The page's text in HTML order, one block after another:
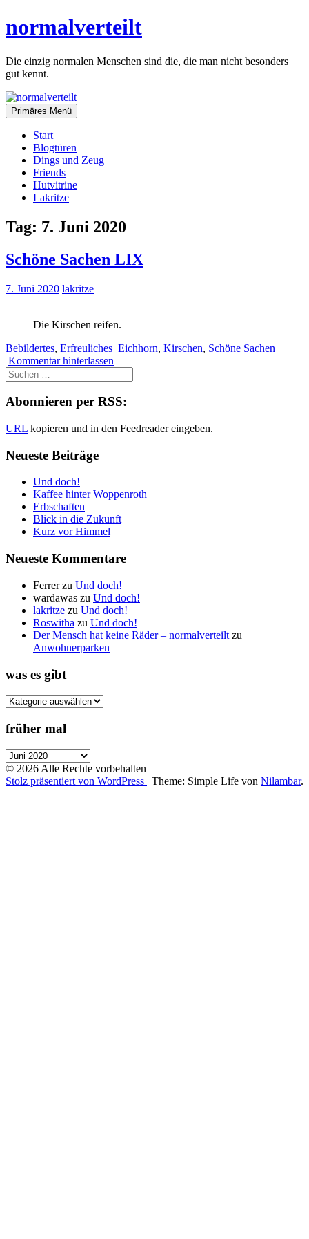
Inhalt
normalverteilt
Die einzig normalen Menschen sind die, die man nicht besonders
gut kennt.
Primäres Menü
Start
Blogtüren
Dings und Zeug
Friends
Hutvitrine
Lakritze
Tag: 7. Juni 2020
Schöne Sachen LIX
7. Juni 2020 lakritze
Die Kirschen reifen.
Bebildertes, Erfreuliches Eichhorn, Kirschen, Schöne Sachen
Kommentar hinterlassen
Abonnieren per RSS:
URL kopieren und in den Feedreader eingeben.
Neueste Beiträge
Und doch!
Kaffee hinter Woppenroth
Erbschaften
Blick in die Zukunft
Kurz vor Himmel
Neueste Kommentare
Ferrerzu Und doch!
wardawas zu Und doch!
lakritze zu Und doch!
Roswitha zu Und doch!
Der Mensch hat keine Räder – normalverteilt zu
Anwohnerparken
was es gibt
was
gibt
früher mal
früher
mal
© 2026 Alle Rechte vorbehalten
Stolz präsentiert von WordPress | Theme: Simple Life von Nilambar.